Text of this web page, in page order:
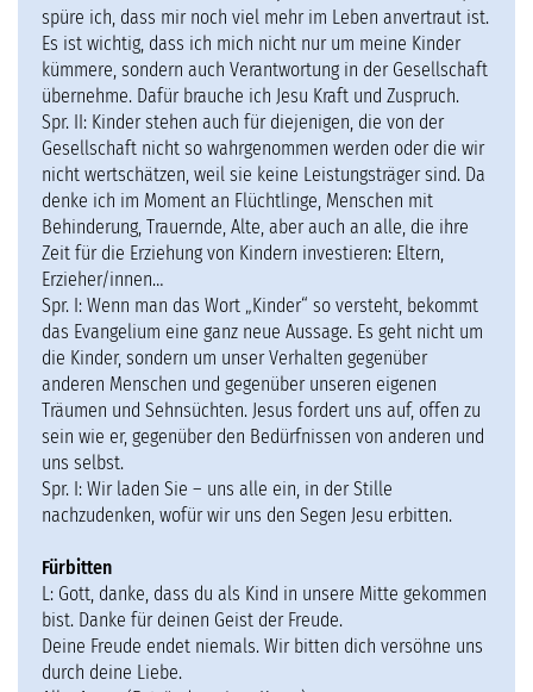
spüre ich, dass mir noch viel mehr im Leben anvertraut ist.
Es ist wichtig, dass ich mich nicht nur um meine Kinder
kümmere, sondern auch Verantwortung in der Gesellschaft
übernehme. Dafür brauche ich Jesu Kraft und Zuspruch.
Spr. II: Kinder stehen auch für diejenigen, die von der
Gesellschaft nicht so wahrgenommen werden oder die wir
nicht wertschätzen, weil sie keine Leistungsträger sind. Da
denke ich im Moment an Flüchtlinge, Menschen mit
Behinderung, Trauernde, Alte, aber auch an alle, die ihre
Zeit für die Erziehung von Kindern investieren: Eltern,
Erzieher/innen…
Spr. I: Wenn man das Wort „Kinder“ so versteht, bekommt
das Evangelium eine ganz neue Aussage. Es geht nicht um
die Kinder, sondern um unser Verhalten gegenüber
anderen Menschen und gegenüber unseren eigenen
Träumen und Sehnsüchten. Jesus fordert uns auf, offen zu
sein wie er, gegenüber den Bedürfnissen von anderen und
uns selbst.
Spr. I: Wir laden Sie – uns alle ein, in der Stille
nachzudenken, wofür wir uns den Segen Jesu erbitten.
Fürbitten
L: Gott, danke, dass du als Kind in unsere Mitte gekommen
bist. Danke für deinen Geist der Freude.
Deine Freude endet niemals. Wir bitten dich versöhne uns
durch deine Liebe.